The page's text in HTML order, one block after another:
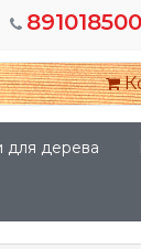
для дерева